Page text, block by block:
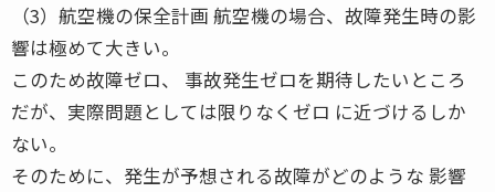
（3）航空機の保全計画 航空機の場合、故障発生時の影
響は極めて大きい。
このため故障ゼロ、 事故発生ゼロを期待したいところ
だが、実際問題としては限りなくゼロ に近づけるしか
ない。
そのために、発生が予想される故障がどのような 影響